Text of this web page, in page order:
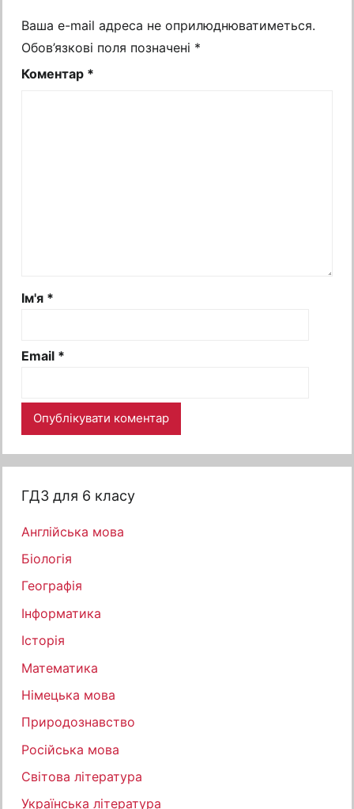
Ваша e-mail адреса не оприлюднюватиметься.
Обов’язкові поля позначені *
Коментар *
Ім'я *
Email *
ГДЗ для 6 класу
Англійська мова
Біологія
Географія
Інформатика
Історія
Математика
Німецька мова
Природознавство
Російська мова
Світова література
Українська література